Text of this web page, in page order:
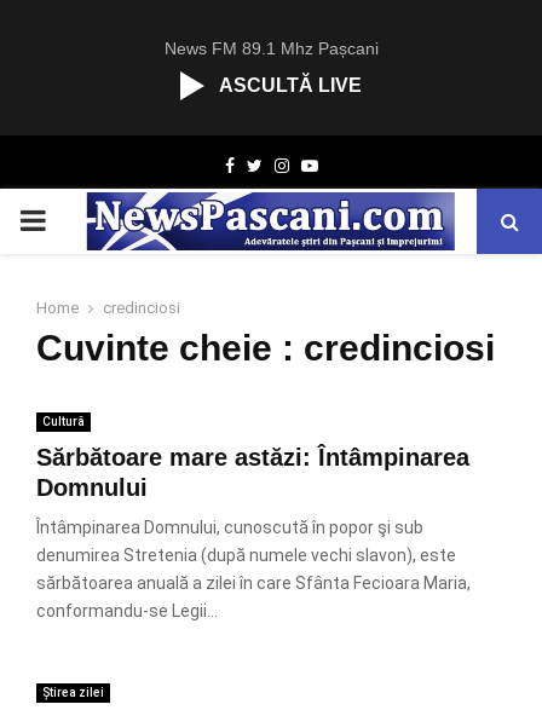
News FM 89.1 Mhz Pașcani
ASCULTĂ LIVE
Facebook
TwitterInstagram
Youtube
PRIMARY
Home credinciosi
Cuvinte cheie : credinciosi
Cultură
Sărbătoare mare astăzi: Întâmpinarea
Domnului
Întâmpinarea Domnului, cunoscută în popor şi sub
denumirea Stretenia (după numele vechi sla­von), este
sărbătoarea anuală a zilei în care Sfânta Fecioara Maria,
conformandu-se Legii...
Știrea zilei